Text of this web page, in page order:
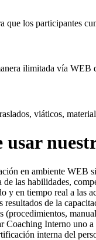
que los participantes
ilimitada vía WEB
viáticos,
usar
en ambiente WEB
las habilidades,
y en tiempo real a las
de la
(procedimientos,
Coaching Interno uno
interna del